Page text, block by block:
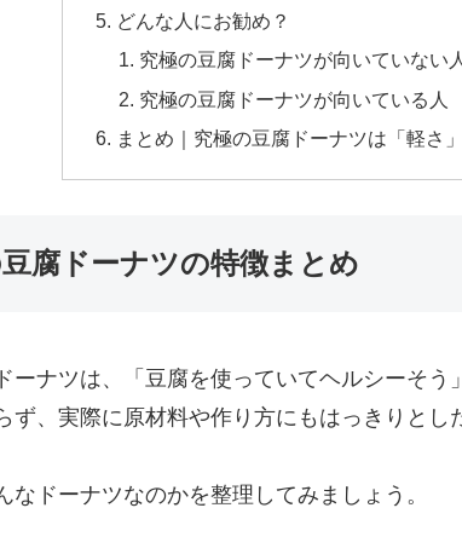
どんな人にお勧め？
究極の豆腐ドーナツが向いていない人
究極の豆腐ドーナツが向いている人
まとめ｜究極の豆腐ドーナツは「軽さ
腐ドーナツの特徴まとめ
ーナツは、「豆腐を使っていてヘルシーそ
ず、実際に原材料や作り方にもはっきりとし
なドーナツなのかを整理してみましょう。